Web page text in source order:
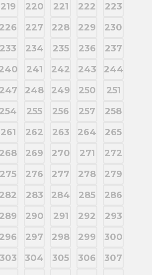
219 220 221 222
223
226 227 228 229
230
233 234 235 236
237
241 242 243
244
247 248 249 250
251
254 255 256 257
258
261 262 263 264
265
268 269 270 271
272
275 276 277 278
279
282 283 284 285
286
289 290 291 292
293
296 297 298 299
300
303 304 305 306
307